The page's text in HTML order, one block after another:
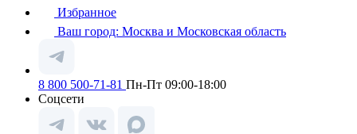
Избранное
Ваш город: Москва и Московская область
8 800 500-71-81 Пн-Пт 09:00-18:00
Соцсети